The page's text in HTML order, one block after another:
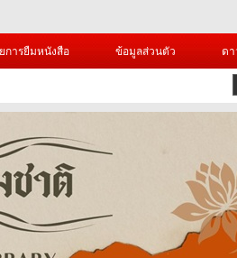
การยืมหนังสือ
ข้อมูลส่วนตัว ดา